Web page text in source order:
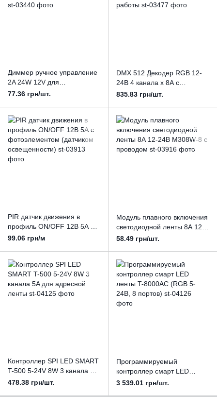
Диммер ручное управление
2A 24W 12V для
светодиодной ленты белый
77.36 грн/шт.
DMX 512 Декодер RGB 12-
24В 4 канала х 8А с
режимом автономной
835.83 грн/шт.
PIR датчик движения в
профиль ON/OFF 12В 5А с
фотоэлементом (датчиком
99.06 грн/м
Модуль плавного включения
светодиодной ленты 8А 12-
24В M308W-8 с проводом
58.49 грн/шт.
Контроллер SPI LED SMART
T-500 5-24V 8W 3 канала 5A
для адресной ленты
478.38 грн/шт.
Программируемый
контроллер смарт LED
ленты T-8000AC (RGB 5-
3 539.01 грн/шт.